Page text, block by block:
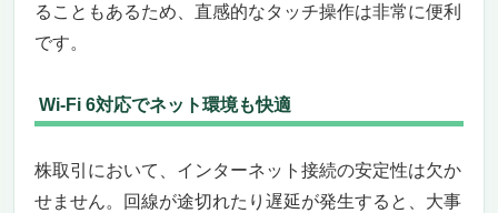
ることもあるため、直感的なタッチ操作は非常に便利
です。
Wi-Fi 6対応でネット環境も快適
株取引において、インターネット接続の安定性は欠か
せません。回線が途切れたり遅延が発生すると、大事